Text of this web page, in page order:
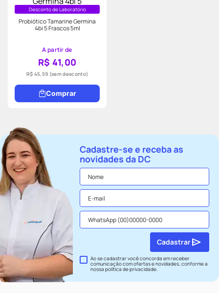
Desconto de Laboratório
Probiótico Tamarine Germina
4bi 5 Frascos 5ml
A partir de
R$ 41,00
R$ 45,59 (sem desconto)
Comprar
Cadastre-se e receba as
novidades da DC
Ao se cadastrar você concorda em receber
comunicação com ofertas e novidades, conforme a
nossapolítica de privacidade.
Cadastrar